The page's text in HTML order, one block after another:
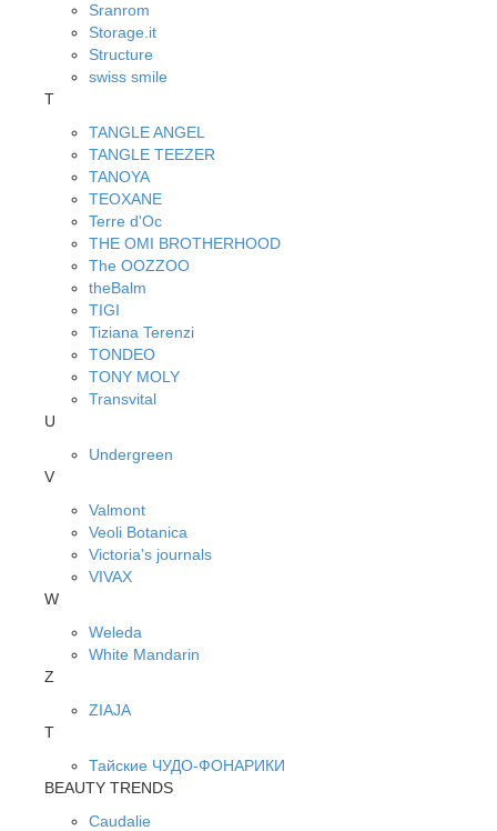
Sranrom
Storage.it
Structure
swiss smile
T
TANGLE ANGEL
TANGLE TEEZER
TANOYA
TEOXANE
Terre d'Oc
THE OMI BROTHERHOOD
The OOZZOO
theBalm
TIGI
Tiziana Terenzi
TONDEO
TONY MOLY
Transvital
U
Undergreen
V
Valmont
Veoli Botanica
Victoria's journals
VIVAX
W
Weleda
White Mandarin
Z
ZIAJA
Т
Тайские ЧУДО-ФОНАРИКИ
BEAUTY TRENDS
Caudalie